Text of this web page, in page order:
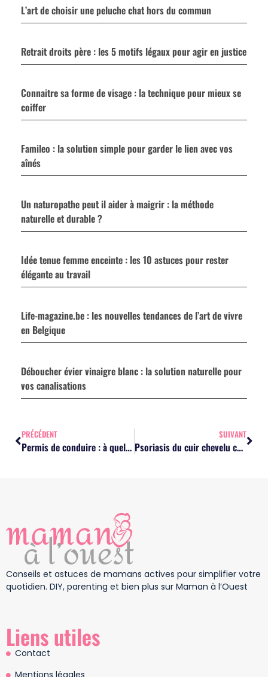
L’art de choisir une peluche chat hors du commun
Retrait droits père : les 5 motifs légaux pour agir en justice
Connaitre sa forme de visage : la technique pour mieux se
coiffer
Famileo : la solution simple pour garder le lien avec vos
aînés
Un naturopathe peut il aider à maigrir : la méthode
naturelle et durable ?
Idée tenue femme enceinte : les 10 astuces pour rester
élégante au travail
Life-magazine.be : les nouvelles tendances de l’art de vivre
en Belgique
Déboucher évier vinaigre blanc : la solution naturelle pour
vos canalisations
PRÉCÉDENT
Permis de conduire : à quel âge passer l’examen pour réussir du premier coup
SUIVANT
Psoriasis du cuir chevelu chez la femme : apaiser ses démangeaisons et retrouver confiance
Conseils et astuces de mamans actives pour simplifier votre
quotidien. DIY, parenting et bien plus sur Maman à l’Ouest
Liens utiles
Contact